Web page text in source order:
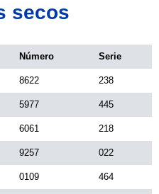
secos
Número Serie
8622 238
5977 445
6061 218
9257 022
0109 464